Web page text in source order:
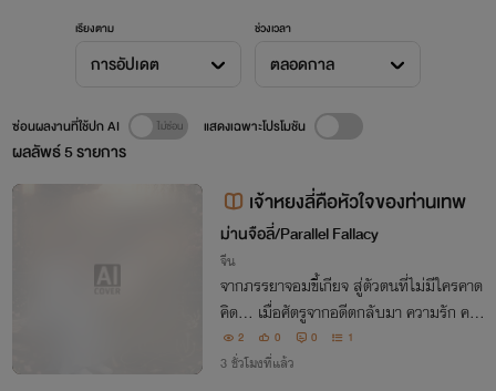
เรียงตาม
การอัปเดต
ช่วงเวลา
ตลอดกาล
ผลลัพธ์5รายการ
ซ่อนผลงานที่ใช้ปก AI แสดงเฉพาะโปรโมชัน
เจ้าหยงลี่คือหัวใจของท่านเทพ
ม่านจือลี่/Parallel Fallacy
จีน
จากภรรยาจอมขี้เกียจ สู่ตัวตนที่ไม่มีใครคาด
คิด... เมื่อศัตรูจากอดีตกลับมา ความรัก ควา
มแค้น และชะตากรรมของทั้งสามภพ กำลังจ
ะถูกตัดสินในการต่อสู้ครั้งสุดท้าย
2 0 0 1
3 ชั่วโมงที่แล้ว